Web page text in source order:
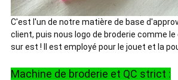
C'est l'un de notre matière de base
client, puis nous logo de broderie comme
sur est ! Il est employé pour le jouet et la
Machine de broderie et QC strict :